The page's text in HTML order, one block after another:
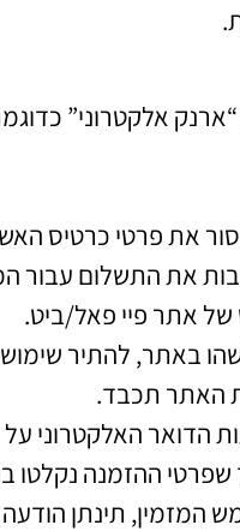
אלקטרוני”
את פרטי כרטיס
את התשלום עבור
של אתר פיי פאל/ביט.
באתר, להתיר
האתר תכבד.
הדואר האלקטרוני
שפרטי ההזמנה
תינתן